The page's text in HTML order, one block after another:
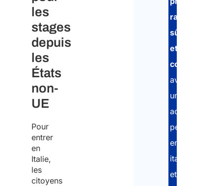
les
stages
depuis
les
États
non-
UE
Pour
entrer
en
Italie,
les
citoyens
rapide,
sûre
et
conforme
avec
un
personnalisé
en
italien
et